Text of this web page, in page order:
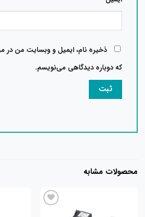
ذخیره نام، ایمیل و وبسایت من در
که دوباره دیدگاهی می‌نویسم.
مشابه